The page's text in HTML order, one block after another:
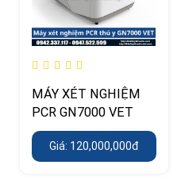
MÁY XÉT NGHIỆM
PCR GN7000 VET
Giá: 120,000,000đ